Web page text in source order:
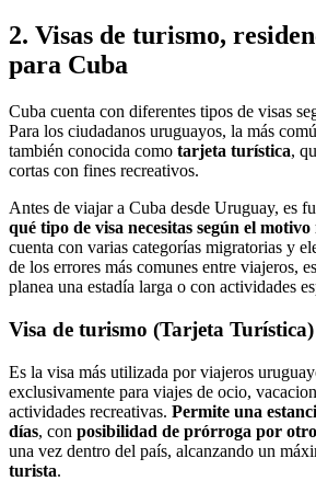
2. Visas de turismo,
para Cuba
Cuba cuenta con diferentes tipos de visas
Para los ciudadanos uruguayos, la más
también conocida como tarjeta turística,
cortas con fines recreativos.
Antes de viajar a Cuba desde Uruguay, es
qué tipo de visa necesitas según el
cuenta con varias categorías migratorias y
de los errores más comunes entre viajeros,
planea una estadía larga o con actividades
Visa de turismo (Tarjeta Turística)
Es la visa más utilizada por viajeros
exclusivamente para viajes de ocio,
actividades recreativas. Permite una
días, con posibilidad de prórroga por
una vez dentro del país, alcanzando un
turista.